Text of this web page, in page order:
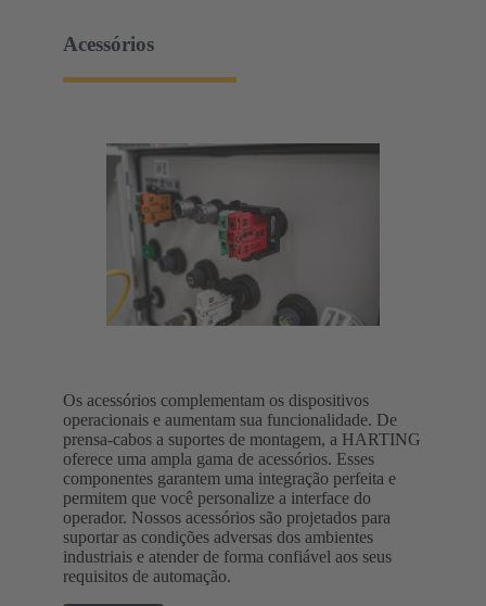
Acessórios
Os acessórios complementam os dispositivos
operacionais e aumentam sua funcionalidade. De
prensa-cabos a suportes de montagem, a HARTING
oferece uma ampla gama de acessórios. Esses
componentes garantem uma integração perfeita e
permitem que você personalize a interface do
operador. Nossos acessórios são projetados para
suportar as condições adversas dos ambientes
industriais e atender de forma confiável aos seus
requisitos de automação.